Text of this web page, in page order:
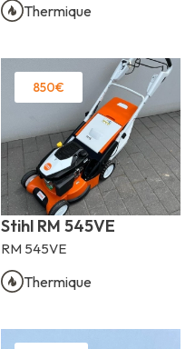
Thermique
850€
Stihl RM 545VE
RM 545VE
Thermique